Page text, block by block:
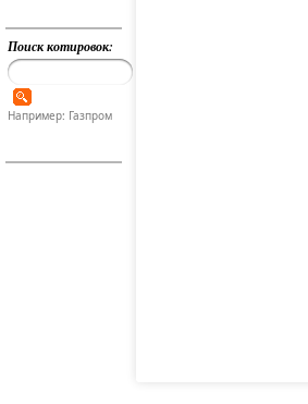
Поиск котировок:
Например: Газпром